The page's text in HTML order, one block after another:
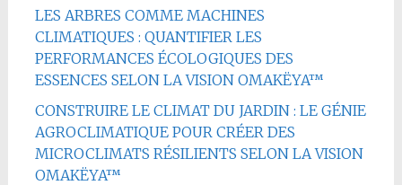
LES ARBRES COMME MACHINES
CLIMATIQUES : QUANTIFIER LES
PERFORMANCES ÉCOLOGIQUES DES
ESSENCES SELON LA VISION OMAKËYA™
CONSTRUIRE LE CLIMAT DU JARDIN : LE GÉNIE
AGROCLIMATIQUE POUR CRÉER DES
MICROCLIMATS RÉSILIENTS SELON LA VISION
OMAKËYA™